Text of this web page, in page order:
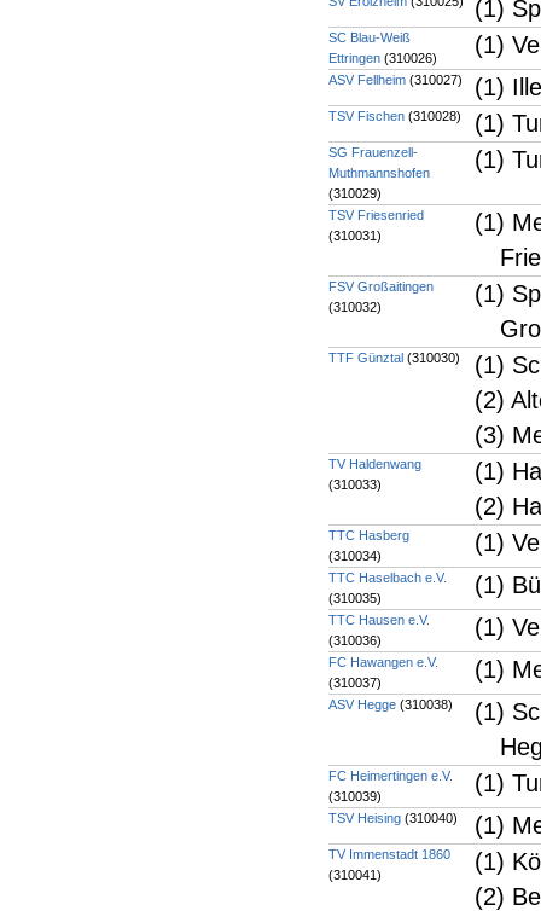
(1)
SC Blau-Weiß
Ettringen (310026) (1)
ASV Fellheim (310027) (1)
TSV Fischen (310028) (1)
SG Frauenzell-
Muthmannshofen
(310029)
(1)
TSV Friesenried
(310031)
(1)
FSV Großaitingen
(310032)
(1)
TTF Günztal (310030)
(1)
(2)
(3)
TV Haldenwang
(310033)
(1)
(2)
TTC Hasberg
(310034)
(1)
TTC Haselbach e.V.
(310035)
(1)
TTC Hausen e.V.
(310036)
(1)
FC Hawangen e.V.
(310037)
(1)
ASV Hegge (310038)
(1)
FC Heimertingen e.V.
(310039)
(1)
TSV Heising (310040) (1)
TV Immenstadt 1860
(310041)
(1)
(2)